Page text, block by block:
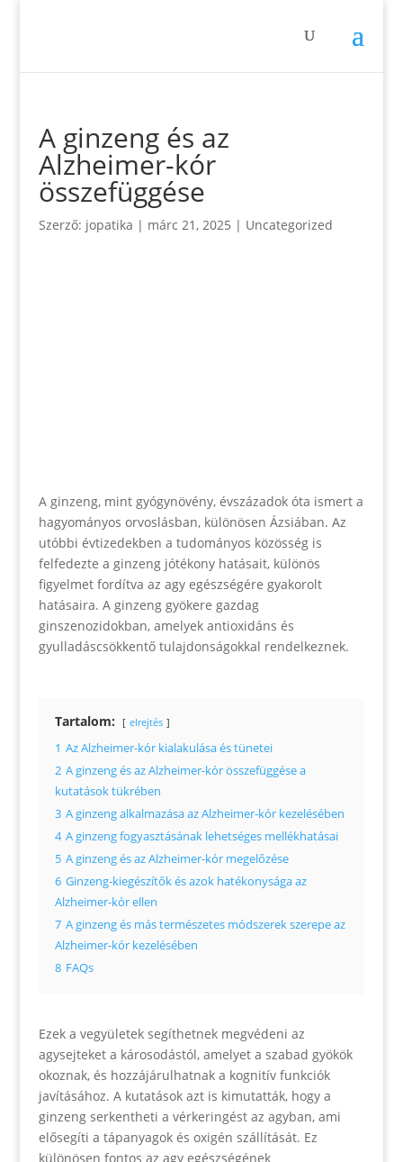
A ginzeng és az
Alzheimer-kór
összefüggése
Szerző: jopatika | márc 21, 2025 | Uncategorized
A ginzeng, mint gyógynövény, évszázadok óta ismert a
hagyományos orvoslásban, különösen Ázsiában. Az
utóbbi évtizedekben a tudományos közösség is
felfedezte a ginzeng jótékony hatásait, különös
figyelmet fordítva az agy egészségére gyakorolt
hatásaira. A ginzeng gyökere gazdag
ginszenozidokban, amelyek antioxidáns és
gyulladáscsökkentő tulajdonságokkal rendelkeznek.
Tartalom: elrejtés
1 Az Alzheimer-kór kialakulása és tünetei
2 A ginzeng és az Alzheimer-kór összefüggése a
kutatások tükrében
3 A ginzeng alkalmazása az Alzheimer-kór kezelésében
4 A ginzeng fogyasztásának lehetséges mellékhatásai
5 A ginzeng és az Alzheimer-kór megelőzése
6 Ginzeng-kiegészítők és azok hatékonysága az
Alzheimer-kór ellen
7 A ginzeng és más természetes módszerek szerepe az
Alzheimer-kór kezelésében
8 FAQs
Ezek a vegyületek segíthetnek megvédeni az
agysejteket a károsodástól, amelyet a szabad gyökök
okoznak, és hozzájárulhatnak a kognitív funkciók
javításához. A kutatások azt is kimutatták, hogy a
ginzeng serkentheti a vérkeringést az agyban, ami
elősegíti a tápanyagok és oxigén szállítását. Ez
különösen fontos az agy egészségének